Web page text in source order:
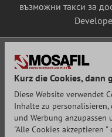
възможни такси за
Kurz die Cookies, dann
Diese Website verwendet
Inhalte zu
und Werbung anzupassen
"Alle Cookies akzeptieren